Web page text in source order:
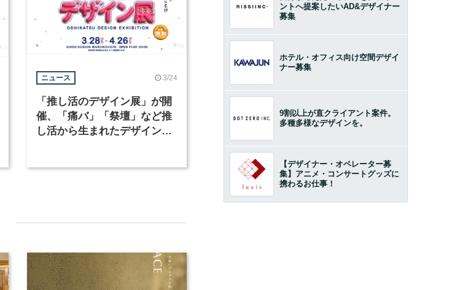
ニュース 3/24
「推し活のデザイン展」が開
催、「痛バ」「祭壇」など推
し活から生まれたデザインを
ントへ提案したいAD&デザイナー
募集
ホテル・オフィス向け空間デザイ
ナー募集
9割以上が直クライアント案件。
多種多様なデザインを。
【デザイナー・オペレーター募
集】アニメ・コンサートグッズに
携わるお仕事！